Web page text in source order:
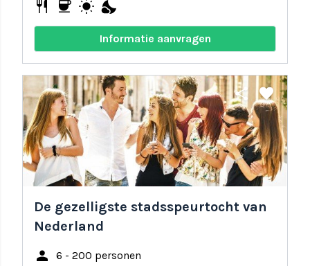
restaurant coffee wb_sunny nights_stay
Informatie aanvragen
share favorite
De gezelligste stadsspeurtocht van
Nederland
person 6 - 200 personen